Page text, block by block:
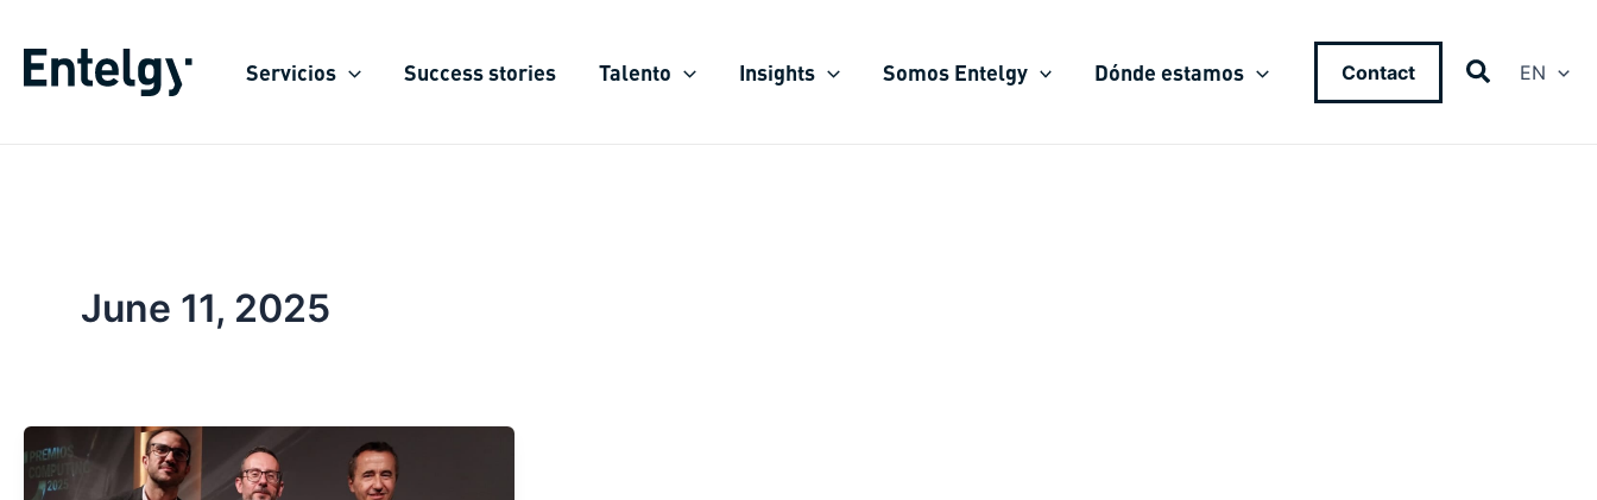
content
Servicios Success stories Talento Insights Somos Entelgy Dónde estamos Contact EN
June 11, 2025